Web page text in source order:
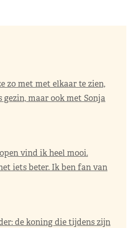
zo met met elkaar te zien,
gezin, maar ook met Sonja
vind ik heel mooi.
iets beter. Ik ben fan van
de koning die tijdens zijn